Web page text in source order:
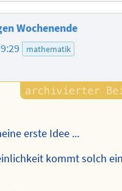
Wochenende
mathematik
erste Idee ...
kommt solch